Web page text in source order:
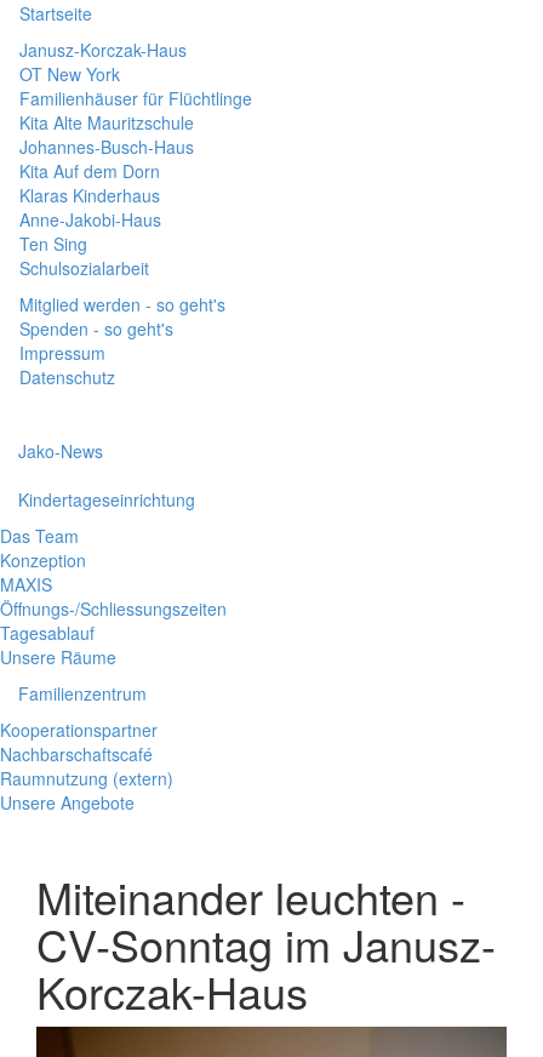
Startseite
Janusz-Korczak-Haus
OT New York
Familienhäuser für Flüchtlinge
Kita Alte Mauritzschule
Johannes-Busch-Haus
Kita Auf dem Dorn
Klaras Kinderhaus
Anne-Jakobi-Haus
Ten Sing
Schulsozialarbeit
Mitglied werden - so geht's
Spenden - so geht's
Impressum
Datenschutz
Jako-News
Kindertageseinrichtung
Das Team
Konzeption
MAXIS
Öffnungs-/Schliessungszeiten
Tagesablauf
Unsere Räume
Familienzentrum
Kooperationspartner
Nachbarschaftscafé
Raumnutzung (extern)
Unsere Angebote
Miteinander leuchten -
CV-Sonntag im Janusz-
Korczak-Haus